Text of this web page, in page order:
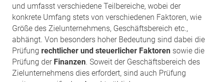
und umfasst verschiedene Teilbereiche, wobei der
konkrete Umfang stets von verschiedenen Faktoren, wie
Größe des Zielunternehmens, Geschäftsbereich etc.,
abhängt. Von besonders hoher Bedeutung sind dabei die
Prüfung rechtlicher und steuerlicher Faktoren sowie die
Prüfung der Finanzen. Soweit der Geschäftsbereich des
Zielunternehmens dies erfordert, sind auch Prüfung